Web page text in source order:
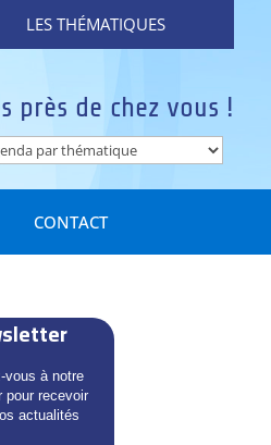
LES THÉMATIQUES
près de chez vous !
CONTACT
vous à notre
pour recevoir
actualités